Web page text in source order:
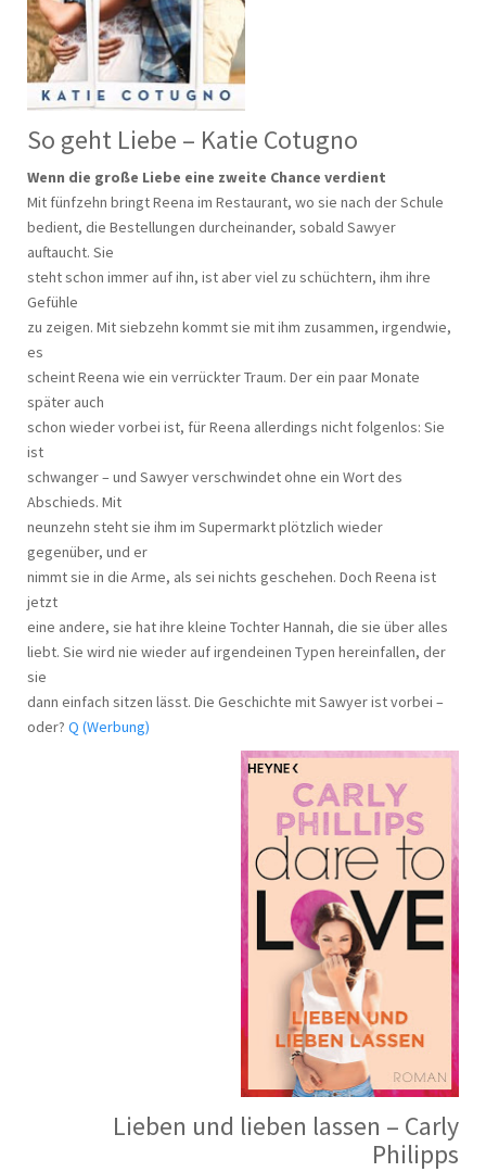
So geht Liebe – Katie Cotugno
Wenn die große Liebe eine zweite Chance verdient
Mit fünfzehn bringt Reena im Restaurant, wo sie nach der Schule
bedient, die Bestellungen durcheinander, sobald Sawyer
auftaucht. Sie
steht schon immer auf ihn, ist aber viel zu schüchtern, ihm ihre
Gefühle
zu zeigen. Mit siebzehn kommt sie mit ihm zusammen, irgendwie,
es
scheint Reena wie ein verrückter Traum. Der ein paar Monate
später auch
schon wieder vorbei ist, für Reena allerdings nicht folgenlos: Sie
ist
schwanger – und Sawyer verschwindet ohne ein Wort des
Abschieds. Mit
neunzehn steht sie ihm im Supermarkt plötzlich wieder
gegenüber, und er
nimmt sie in die Arme, als sei nichts geschehen. Doch Reena ist
jetzt
eine andere, sie hat ihre kleine Tochter Hannah, die sie über alles
liebt. Sie wird nie wieder auf irgendeinen Typen hereinfallen, der
sie
dann einfach sitzen lässt. Die Geschichte mit Sawyer ist vorbei –
oder? Q (Werbung)
Lieben und lieben lassen – Carly
Philipps